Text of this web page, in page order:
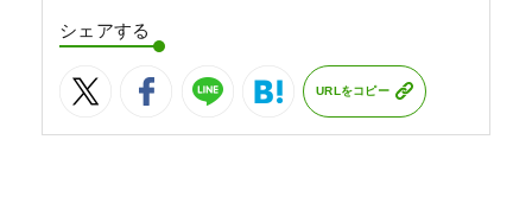
シェアする
URLをコピー